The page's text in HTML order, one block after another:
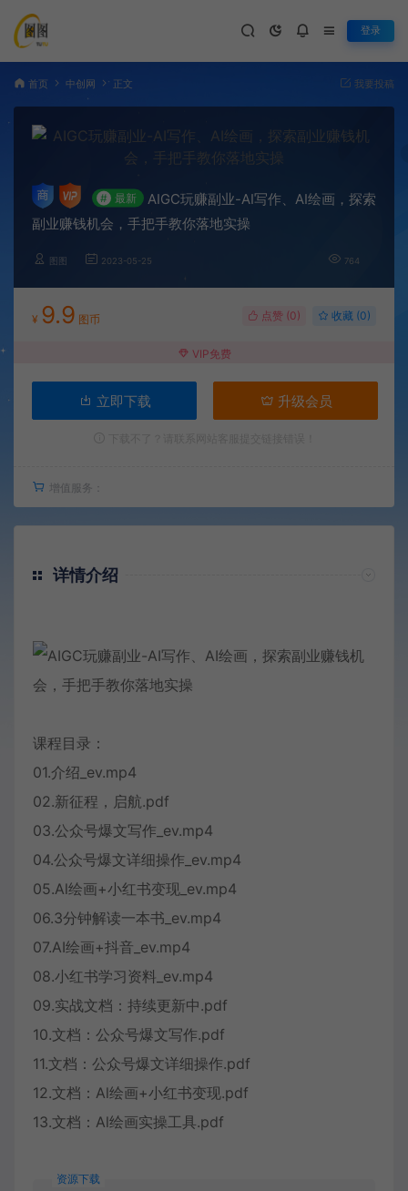
登录
首页 中创网 正文 我要投稿
# 最新
AIGC玩赚副业-AI写作、AI绘画，探索
副业赚钱机会，手把手教你落地实操
图图 2023-05-25 764
¥ 9.9 图币 点赞 (0) 收藏 (0)
VIP免费
立即下载 升级会员
增值服务：
详情介绍
课程目录：
01.介绍_ev.mp4
02.新征程，启航.pdf
03.公众号爆文写作_ev.mp4
04.公众号爆文详细操作_ev.mp4
05.Al绘画+小红书变现_ev.mp4
06.3分钟解读一本书_ev.mp4
07.AI绘画+抖音_ev.mp4
08.小红书学习资料_ev.mp4
09.实战文档：持续更新中.pdf
10.文档：公众号爆文写作.pdf
11.文档：公众号爆文详细操作.pdf
12.文档：Al绘画+小红书变现.pdf
13.文档：Al绘画实操工具.pdf
资源下载